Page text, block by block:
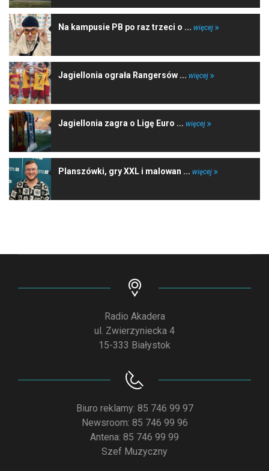
Na kampusie PB po raz trzeci o ... więcej
Jagiellonia ograła Rangersów ... więcej
Jagiellonia zagra o Ligę Euro ... więcej
Planszówki, gry XXL i malowan ... więcej
Radio Akadera
ul. Zwierzyniecka 4
15-333 Białystok
Biuro reklamy: 85 746 99 97
Newsroom: 85 746 99 96
Antena: 85 746 99 99
Szef Muzyczny